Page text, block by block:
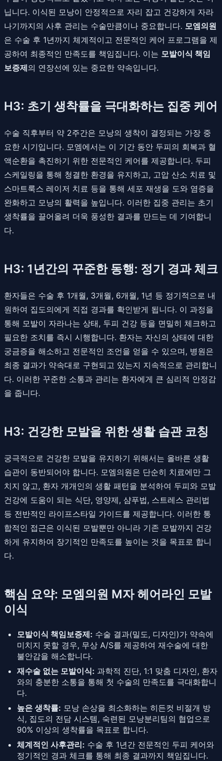
닙니다. 이식된 모낭이 안정적으로 자리 잡고 건강하게 자라
나기까지의 사후 관리는 수술만큼이나 중요합니다. 모엠의원
은 수술 후 1년까지 체계적이고 전문적인 케어 프로그램을 제
공하여 최종적인 만족도를 책임집니다. 이는 모발이식 책임
보증제의 연장선에 있는 중요한 약속입니다.
H3: 초기 생착률을 극대화하는 집중 케어
수술 직후부터 약 2주간은 모낭의 생착이 결정되는 가장 중
요한 시기입니다. 모엠에서는 이 기간 동안 두피의 회복과 혈
액순환을 촉진하기 위한 전문적인 케어를 제공합니다. 두피
스케일링을 통해 청결한 환경을 유지하고, 고압 산소 치료 및
스마트룩스 레이저 치료 등을 통해 세포 재생을 도와 염증을
완화하고 모낭의 활력을 높입니다. 이러한 집중 관리는 초기
생착률을 끌어올려 더욱 풍성한 결과를 만드는 데 기여합니
다.
H3: 1년간의 꾸준한 동행: 정기 경과 체크
환자들은 수술 후 1개월, 3개월, 6개월, 1년 등 정기적으로 내
원하여 집도의에게 직접 경과를 확인받게 됩니다. 이 과정을
통해 모발이 자라나는 상태, 두피 건강 등을 면밀히 체크하고
필요한 조치를 즉시 시행합니다. 환자는 자신의 상태에 대한
궁금증을 해소하고 전문적인 조언을 얻을 수 있으며, 병원은
최종 결과가 약속대로 구현되고 있는지 지속적으로 관리합니
다. 이러한 꾸준한 소통과 관리는 환자에게 큰 심리적 안정감
을 줍니다.
H3: 건강한 모발을 위한 생활 습관 코칭
궁극적으로 건강한 모발을 유지하기 위해서는 올바른 생활
습관이 동반되어야 합니다. 모엠의원은 단순히 치료에만 그
치지 않고, 환자 개개인의 생활 패턴을 분석하여 두피와 모발
건강에 도움이 되는 식단, 영양제, 샴푸법, 스트레스 관리법
등 전반적인 라이프스타일 가이드를 제공합니다. 이러한 통
합적인 접근은 이식된 모발뿐만 아니라 기존 모발까지 건강
하게 유지하여 장기적인 만족도를 높이는 것을 목표로 합니
다.
핵심 요약: 모엠의원 M자 헤어라인 모발
이식
모발이식 책임보증제: 수술 결과(밀도, 디자인)가 약속에
미치지 못할 경우, 무상 A/S를 제공하여 재수술에 대한
불안감을 해소합니다.
재수술 없는 모발이식: 과학적 진단, 1:1 맞춤 디자인, 환자
와의 충분한 소통을 통해 첫 수술의 만족도를 극대화합니
다.
높은 생착률: 모낭 손상을 최소화하는 히든컷 비절개 방
식, 집도의 전담 시스템, 숙련된 모낭분리팀의 협업으로
90% 이상의 생착률을 목표로 합니다.
체계적인 사후관리: 수술 후 1년간 전문적인 두피 케어와
정기적인 경과 체크를 통해 최종 결과까지 책임집니다.